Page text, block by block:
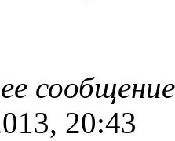
20:43